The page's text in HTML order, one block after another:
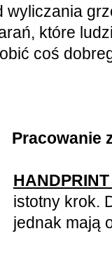
wyliczania
które
coś
Pracowanie
istotny krok.
jednak mają